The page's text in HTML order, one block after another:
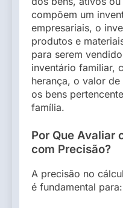
compõem um
empresariais, o
produtos e
para serem
inventário familiar,
herança, o valor
os bens
família.
Por Que Avaliar
com Precisão?
A precisão no
é fundamental para: